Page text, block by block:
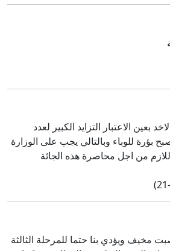
بعين الاعتبار التزايد الكبير لعدد
بؤرة للوباء وبالتالي يجب على الوزارة
من اجل محاصرة هذه الجائة
مخيف ويؤدي بنا حتما للمرحلة الثالثة